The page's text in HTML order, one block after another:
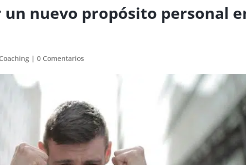
nuevo propósito personal
Coaching |0 Comentarios